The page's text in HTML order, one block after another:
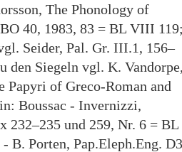
The Phonology of
40, 1983, 83 = BL VIII
Seider, Pal. Gr. III.1, 156–
den Siegeln vgl. K.
Papyri of Greco-Roman and
Boussac - Invernizzi,
232–235 und 259, Nr. 6 = BL
B. Porten, Pap.Eleph.Eng. D3